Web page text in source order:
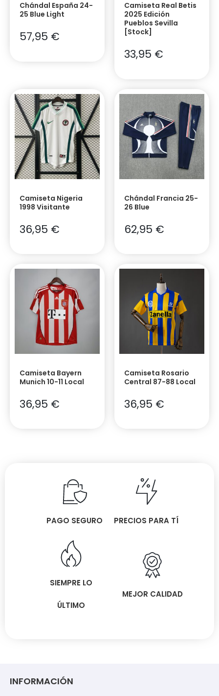
Chándal España 24-
25 Blue Light
57,95 €
Camiseta Real Betis
2025 Edición
Pueblos Sevilla
[Stock]
33,95 €
Camiseta Nigeria
1998 Visitante
36,95 €
Chándal Francia 25-
26 Blue
62,95 €
Camiseta Bayern
Munich 10-11 Local
36,95 €
Camiseta Rosario
Central 87-88 Local
36,95 €
PAGO SEGURO PRECIOS PARA TÍ
SIEMPRE LO
ÚLTIMO
MEJOR CALIDAD
INFORMACIÓN